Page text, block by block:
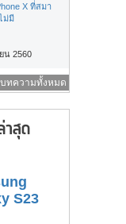
X ที่สมา
ม่มี
น 2560
ทความทั้งหมด
S23